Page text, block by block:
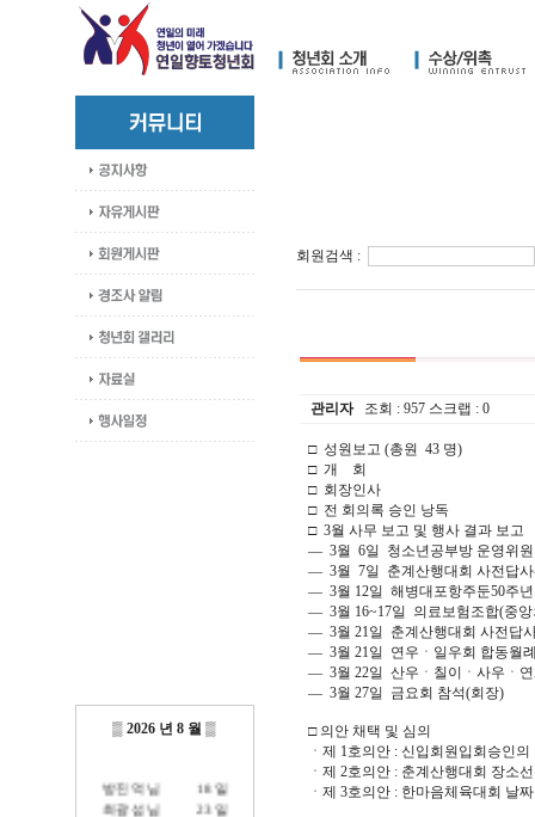
▒ 2026 년 8 월 ▒
방진억 님
18 일
최광섭 님
23 일
회원검색 :
관리자조회 : 957 스크랩 : 0
□ 성원보고 (총원 43 명)
□ 개 회
□ 회장인사
□ 전 회의록 승인 낭독
□ 3월 사무 보고 및 행사 결과 보고
― 3월 6일 청소년공부방 운영위원
― 3월 7일 춘계산행대회 사전답사
― 3월 12일 해병대포항주둔50주
― 3월 16~17일 의료보험조합(중앙
― 3월 21일 춘계산행대회 사전답
― 3월 21일 연우ㆍ일우회 합동월
― 3월 22일 산우ㆍ칠이ㆍ사우ㆍ
― 3월 27일 금요회 참석(회장)
□ 의안 채택 및 심의
ㆍ제 1호의안 : 신입회원입회승인
ㆍ제 2호의안 : 춘계산행대회 장소
ㆍ제 3호의안 : 한마음체육대회 날